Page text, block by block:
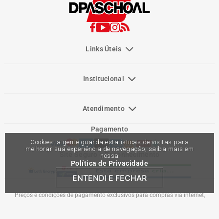
Cookies: a gente guarda estatísticas de visitas para
melhorar sua experiência de navegação, saiba mais em
nossa
Política de Privacidade
ENTENDI E FECHAR
Links Úteis
Institucional
Atendimento
Pagamento
Site Seguro e Reconhecimento
Preços e condições de pagamento exclusivos para compras via internet,